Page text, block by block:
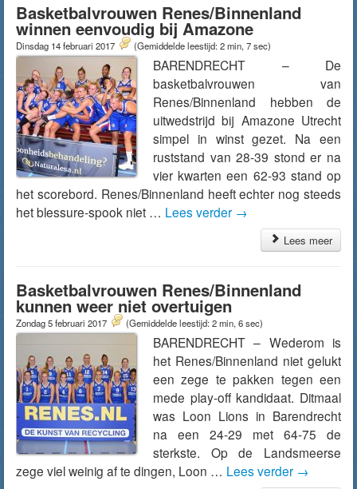
Basketbalvrouwen Renes/Binnenland
winnen eenvoudig bij Amazone
Dinsdag 14 februari 2017 (Gemiddelde leestijd: 2 min, 7 sec)
BARENDRECHT – De
basketbalvrouwen van
Renes/Binnenland hebben de
uitwedstrijd bij Amazone Utrecht
simpel in winst gezet. Na een
ruststand van 28-39 stond er na
vier kwarten een 62-93 stand op
het scorebord. Renes/Binnenland heeft echter nog steeds
het blessure-spook niet … Lees verder →
Lees meer
Basketbalvrouwen Renes/Binnenland
kunnen weer niet overtuigen
Zondag 5 februari 2017 (Gemiddelde leestijd: 2 min, 6 sec)
BARENDRECHT – Wederom is
het Renes/Binnenland niet gelukt
een zege te pakken tegen een
mede play-off kandidaat. Ditmaal
was Loon Lions in Barendrecht
na een 24-29 met 64-75 de
sterkste. Op de Landsmeerse
zege viel weinig af te dingen, Loon … Lees verder →